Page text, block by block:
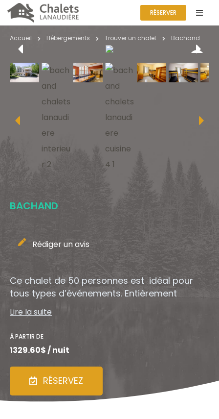
RÉSERVER
Accueil Hébergements Trouver un chalet Bachand
BACHAND
Rédiger un avis
Ce chalet de 50 personnes est idéal pour
tous types d’événements. Entièrement
équipé, il est situé près du lac Morgan et de
ses activités aquatiques et à quelques pas
des activités hivernales.
Lire la suite
À PARTIR DE
1329.60$ / nuit
RÉSERVEZ